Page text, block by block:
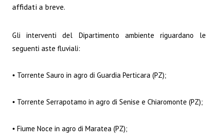
affidati a breve.
Gli interventi del Dipartimento ambiente riguardano le
seguenti aste fluviali:
• Torrente Sauro in agro di Guardia Perticara (PZ);
• Torrente Serrapotamo in agro di Senise e Chiaromonte (PZ);
• Fiume Noce in agro di Maratea (PZ);